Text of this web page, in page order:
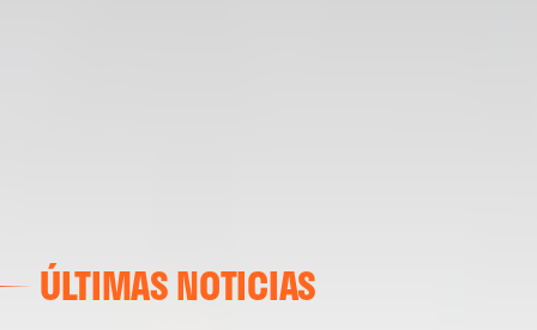
ÚLTIMAS NOTICIAS